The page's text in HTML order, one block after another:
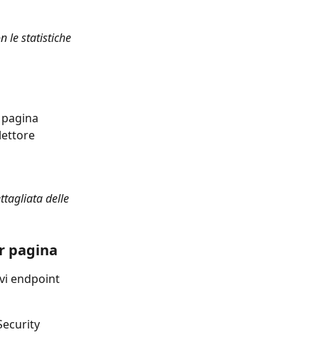
le statistiche
delle
pagina
endpoint